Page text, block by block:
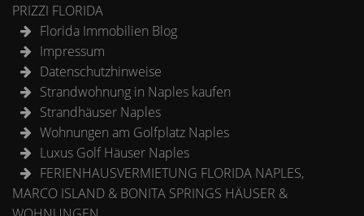
PRIZZI FLORIDA
Florida Immobilien Blog
Impressum
Datenschutzhinweise
Strandwohnung in Naples kaufen
Strandhäuser Naples
Wohnungen am Golfplatz Naples
Luxus Golf Häuser Naples
FERIENHAUSVERMIETUNG FLORIDA NAPLES,
MARCO ISLAND & BONITA SPRINGS HÄUSER &